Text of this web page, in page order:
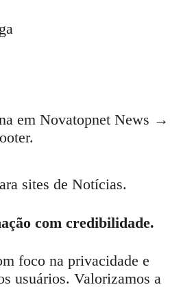
em Novatopnet News →
sites de Notícias.
com credibilidade.
foco na privacidade e
usuários. Valorizamos a